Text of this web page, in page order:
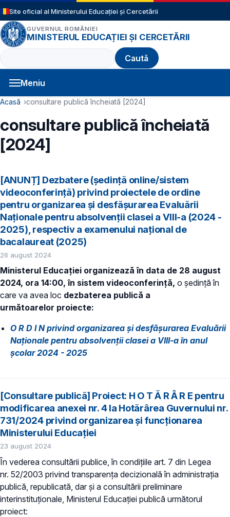
Sari la conținutul principal
Site oficial al Ministerului Educației și Cercetării
GUVERNUL ROMÂNIEI
MINISTERUL EDUCAȚIEI ȘI CERCETĂRII
Caută
Meniu
Navigație principală
Cale de navigare
Acasă consultare publică încheiată [2024]
consultare publică încheiată
[2024]
[ANUNȚ] Dezbatere (ședință online/sistem
videoconferință) privind proiectele de ordine
pentru organizarea şi desfăşurarea Evaluării
Naţionale pentru absolvenţii clasei a VIII-a (2024 -
2025), respectiv a examenului național de
bacalaureat (2025)
26 august 2024
Ministerul Educației organizează în data de 28 august
2024, ora 14:00, în sistem videoconferință, o ședință în
care va avea loc dezbaterea publică a
următoarelor proiecte:
O R D I N privind organizarea şi desfăşurarea Evaluării
Naţionale pentru absolvenţii clasei a VIII-a în anul
şcolar 2024 - 2025
[Consultare publică] Proiect: H O T Ă R Â R E pentru
modificarea anexei nr. 4 la Hotărârea Guvernului nr.
731/2024 privind organizarea şi funcţionarea
Ministerului Educaţiei
23 august 2024
În vederea consultării publice, în condiţiile art. 7 din Legea
nr. 52/2003 privind transparenţa decizională în administraţia
publică, republicată, dar și a consultării preliminare
interinstituționale, Ministerul Educaţiei publică următorul
proiect: